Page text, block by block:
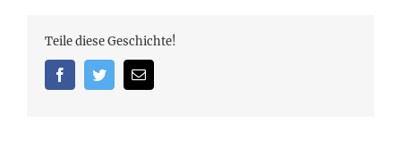
Teile diese Geschichte!
FacebookTwitterEmail